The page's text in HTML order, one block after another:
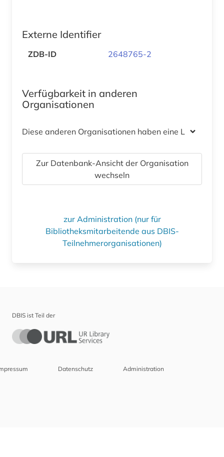
Externe Identifier
ZDB-ID 2648765-2
Verfügbarkeit in anderen
Organisationen
Diese anderen Organisationen haben eine Lizenz
Zur Datenbank-Ansicht der Organisation
wechseln
zur Administration (nur für
Bibliotheksmitarbeitende aus DBIS-
Teilnehmerorganisationen)
DBIS ist Teil der
Datenschutz Administration